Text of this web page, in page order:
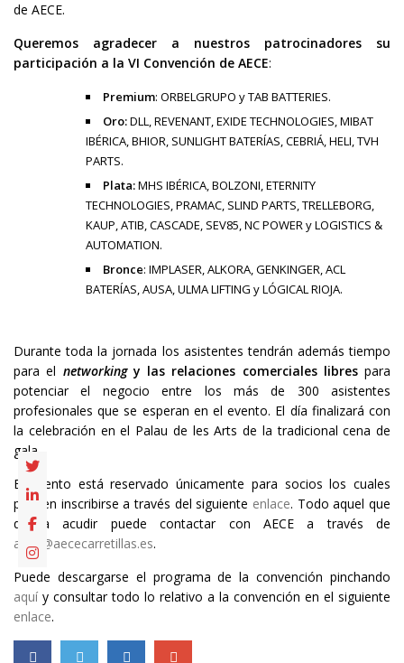
de AECE.
Queremos agradecer a nuestros patrocinadores su
participación a la VI Convención de AECE:
Premium: ORBELGRUPO y TAB BATTERIES.
Oro:DLL, REVENANT, EXIDE TECHNOLOGIES, MIBAT
IBÉRICA, BHIOR, SUNLIGHT BATERÍAS, CEBRIÁ, HELI, TVH
PARTS.
Plata:MHS IBÉRICA, BOLZONI, ETERNITY
TECHNOLOGIES, PRAMAC, SLIND PARTS, TRELLEBORG,
KAUP, ATIB, CASCADE, SEV85, NC POWER y LOGISTICS &
AUTOMATION.
Bronce: IMPLASER, ALKORA, GENKINGER, ACL
BATERÍAS, AUSA, ULMA LIFTING y LÓGICAL RIOJA.
Durante toda la jornada los asistentes tendrán además tiempo
para el networkingy las relaciones comerciales librespara
potenciar el negocio entre los más de 300 asistentes
profesionales que se esperan en el evento. El día finalizará con
la celebración en el Palau de les Arts de la tradicional cena de
gala.
El evento está reservado únicamente para socios los cuales
pueden inscribirse a través del siguiente enlace. Todo aquel que
quiera acudir puede contactar con AECE a través de
aece@aececarretillas.es.
Puede descargarse el programa de la convención pinchando
aquí y consultar todo lo relativo a la convención en el siguiente
enlace.